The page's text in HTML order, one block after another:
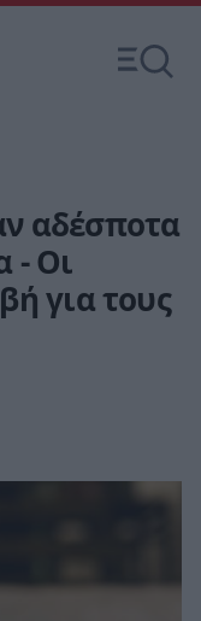
αδέσποτα
- Οι
για τους